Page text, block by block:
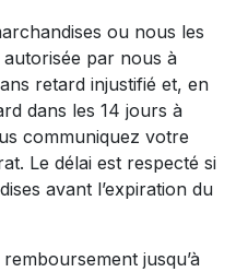
ou nous les
par nous à
retard injustifié et, en
dans les 14 jours à
communiquez votre
Le délai est respecté si
avant l’expiration du
jusqu’à